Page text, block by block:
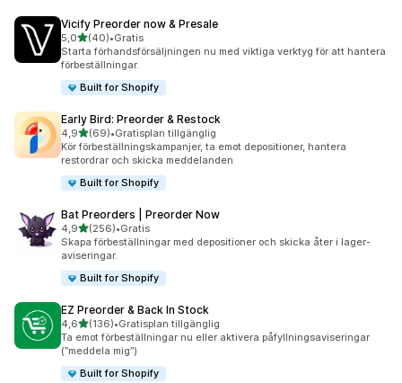
Vicify Preorder now & Presale
5,0av 5 stjärnor
(40)
40 recensioner totalt
•Gratis
Starta förhandsförsäljningen nu med viktiga verktyg för att hantera
förbeställningar.
Built for Shopify
Early Bird: Preorder & Restock
4,9av 5 stjärnor
(69)
69 recensioner totalt
•Gratisplan tillgänglig
Kör förbeställningskampanjer, ta emot depositioner, hantera
restordrar och skicka meddelanden
Built for Shopify
Bat Preorders | Preorder Now
4,9av 5 stjärnor
(256)
256 recensioner totalt
•Gratis
Skapa förbeställningar med depositioner och skicka åter i lager-
aviseringar.
Built for Shopify
EZ Preorder & Back In Stock
4,6av 5 stjärnor
(136)
136 recensioner totalt
•Gratisplan tillgänglig
Ta emot förbeställningar nu eller aktivera påfyllningsaviseringar
(”meddela mig”)
Built for Shopify